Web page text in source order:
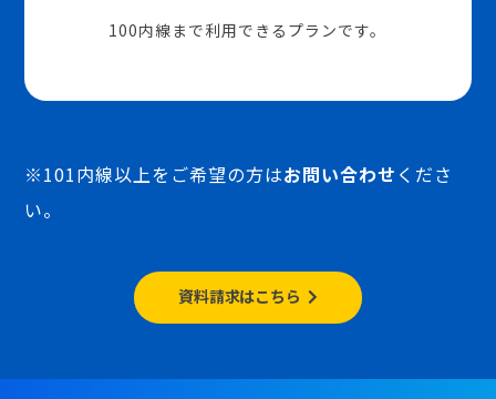
100内線まで利用できるプランです。
※101内線以上をご希望の方はお問い合わせ くださ
い。
資料請求はこちら